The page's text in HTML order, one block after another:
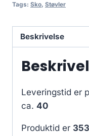
Tags: Sko, Støvler
Beskrivelse
Leveringstid er
ca. 40
Produktid er